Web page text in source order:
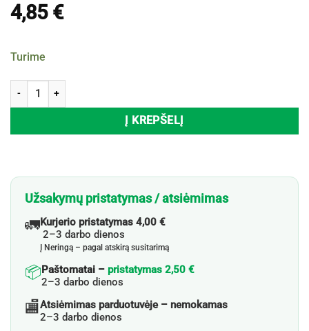
4,85 €
Turime
produkto kiekis: Maisto papildas MAXI VITA SUPER LINIE, 30 tab.
Į KREPŠELĮ
Užsakymų pristatymas / atsiėmimas
🚛Kurjerio pristatymas 4,00 €
2–3 darbo dienos
Į Neringą – pagal atskirą susitarimą
📦Paštomatai – pristatymas 2,50 €
2–3 darbo dienos
🏬Atsiėmimas parduotuvėje – nemokamas
2–3 darbo dienos